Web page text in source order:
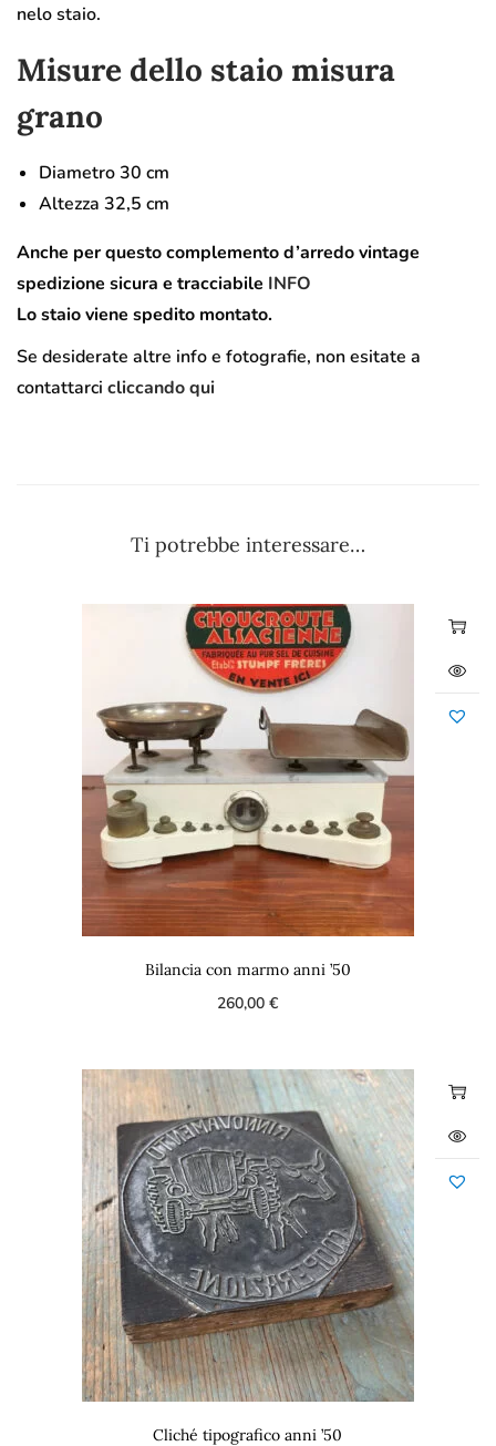
nelo staio.
Misure dello staio misura
grano
Diametro 30 cm
Altezza 32,5 cm
Anche per questo complemento d’arredo vintage
spedizione sicura e tracciabile INFO
Lo staio viene spedito montato.
Se desiderate altre info e fotografie, non esitate a
contattarci cliccando qui
Ti potrebbe interessare…
Bilancia con marmo anni ’50
260,00€
Cliché tipografico anni ’50